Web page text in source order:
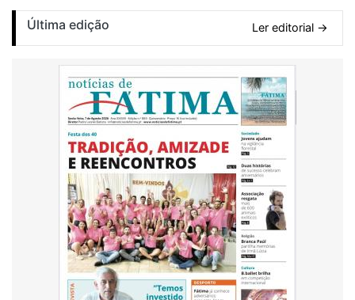
Última edição Ler editorial →